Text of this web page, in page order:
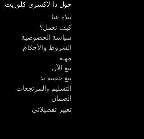
حول ذا لاكشري كلوزيت
نبذة عنا
كيف نعمل؟
سياسة الخصوصية
الشروط والأحكام
مهنة
بيع الآن
بيع حقيبة يد
التسليم والمرتجعات
الضمان
تغيير تفضيلاتي